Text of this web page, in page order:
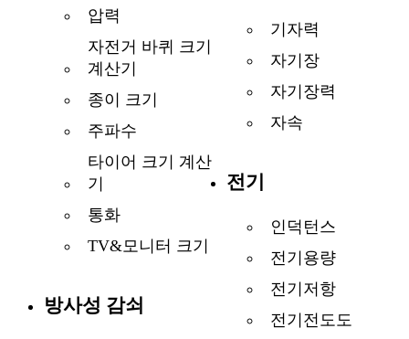
압력
자전거 바퀴 크기
계산기
종이 크기
주파수
타이어 크기 계산
기
통화
TV&모니터 크기
방사성 감쇠
기자력
자기장
자기장력
자속
전기
인덕턴스
전기용량
전기저항
전기전도도